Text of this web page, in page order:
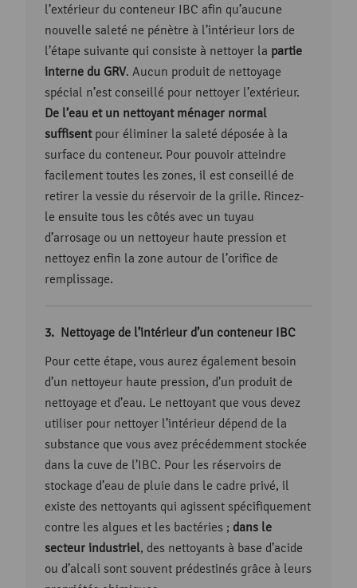
l’extérieur du conteneur IBC afin qu’aucune
nouvelle saleté ne pénètre à l’intérieur lors de
l’étape suivante qui consiste à nettoyer la partie
interne du GRV. Aucun produit de nettoyage
spécial n’est conseillé pour nettoyer l’extérieur.
De l’eau et un nettoyant ménager normal
suffisentpour éliminer la saleté déposée à la
surface du conteneur. Pour pouvoir atteindre
facilement toutes les zones, il est conseillé de
retirer la vessie du réservoir de la grille. Rincez-
le ensuite tous les côtés avec un tuyau
d’arrosage ou un nettoyeur haute pression et
nettoyez enfin la zone autour de l’orifice de
remplissage.
Nettoyage de l’intérieur d’un conteneur IBC
Pour cette étape, vous aurez également besoin
d’un nettoyeur haute pression, d’un produit de
nettoyage et d’eau. Le nettoyant que vous devez
utiliser pour nettoyer l’intérieur dépend de la
substance que vous avez précédemment stockée
dans la cuve de l’IBC. Pour les réservoirs de
stockage d’eau de pluie dans le cadre privé, il
existe des nettoyants qui agissent spécifiquement
contre les algues et les bactéries ; dans le
secteur industriel, des nettoyants à base d’acide
ou d’alcali sont souvent prédestinés grâce à leurs